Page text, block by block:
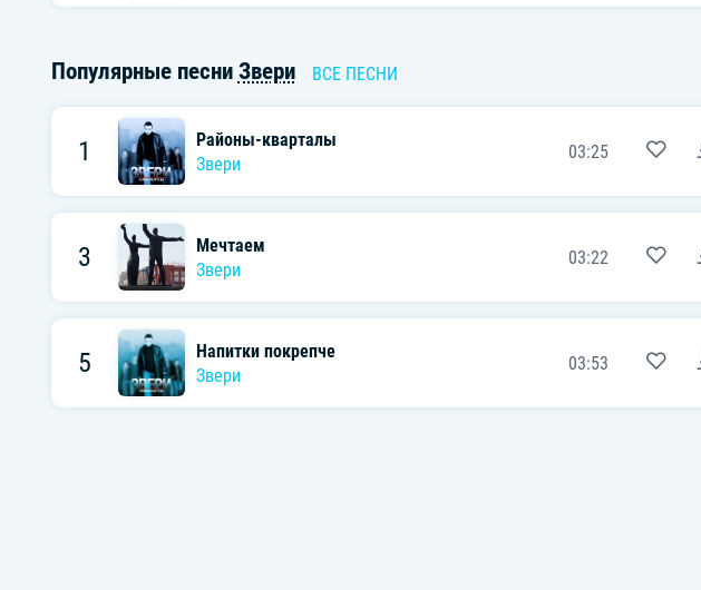
Популярные песни Звери ВСЕ ПЕСНИ
1
Районы-кварталы
Звери
03:25
3
Мечтаем
Звери
03:22
5
Напитки покрепче
Звери
03:53